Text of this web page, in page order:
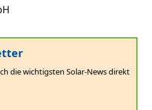
die wichtigsten Solar-News direkt